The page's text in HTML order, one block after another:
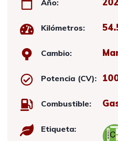
Año:
Kilómetros:
Cambio:
Potencia (CV):
Combustible:
Etiqueta: